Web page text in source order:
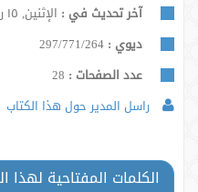
آخر تحديث في : الإثنين, ١٥ ربيع أول ١٤٣٩هـ
ديوي : 297/771/264
عدد الصفحات :
راسل المدير حول هذا الكتاب
الكلمات المفتاحية لهذا